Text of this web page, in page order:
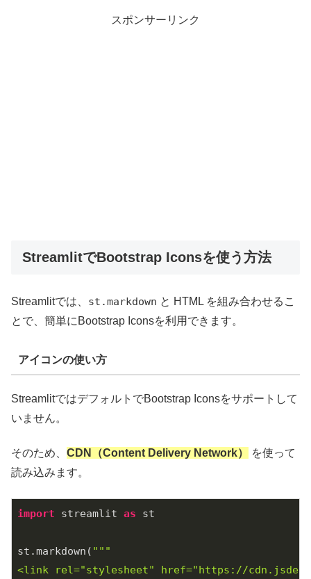
スポンサーリンク
StreamlitでBootstrap Iconsを使う方法
Streamlitでは、 st.markdown と HTML を組み合わせるこ
とで、簡単にBootstrap Iconsを利用できます。
アイコンの使い方
StreamlitではデフォルトでBootstrap Iconsをサポートして
いません。
そのため、 CDN（Content Delivery Network）
を使って
読み込みます。
import streamlit as st
st.markdown( """
<link rel="stylesheet" href="https://